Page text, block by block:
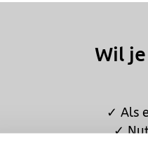
Wil
✓ Als
✓